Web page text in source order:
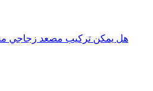
هل يمكن تركيب مصعد زجاجي